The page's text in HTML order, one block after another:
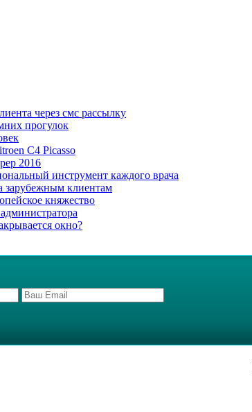
через смс рассылку
прогулок
C4 Picasso
2016
инструмент каждого врача
зарубежным клиентам
княжество
окно?